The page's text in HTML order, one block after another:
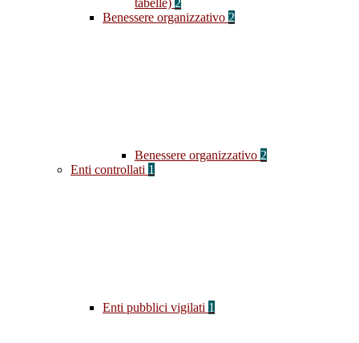
tabelle) 2
Benessere organizzativo 2
Benessere organizzativo 2
Enti controllati 1
Enti pubblici vigilati 1